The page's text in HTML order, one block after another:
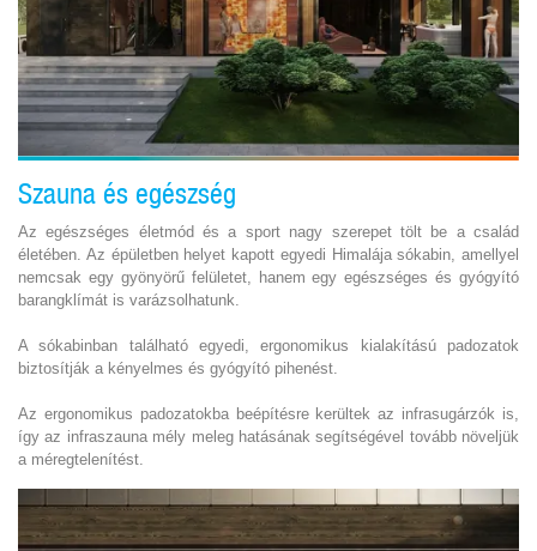
Szauna és egészség
Az egészséges életmód és a sport nagy szerepet tölt be a család
életében. Az épületben helyet kapott egyedi Himalája sókabin, amellyel
nemcsak egy gyönyörű felületet, hanem egy egészséges és gyógyító
barangklímát is varázsolhatunk.
A sókabinban található egyedi, ergonomikus kialakítású padozatok
biztosítják a kényelmes és gyógyító pihenést.
Az ergonomikus padozatokba beépítésre kerültek az infrasugárzók is,
így az infraszauna mély meleg hatásának segítségével tovább növeljük
a méregtelenítést.